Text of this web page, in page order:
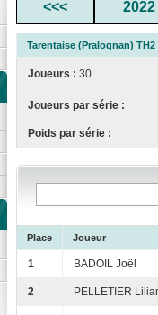
<<< 2022
Tarentaise (Pralognan)
Joueurs : 30
Joueurs par série :
Poids par série :
Place Joueur
1 BADOIL Joël
2 PELLETIER